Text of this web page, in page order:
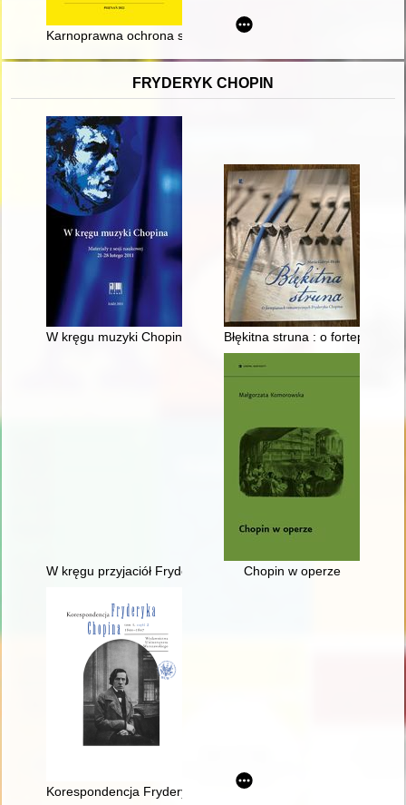
Karnoprawna ochrona symboli państwowych w okresie II
FRYDERYK CHOPIN
W kręgu muzyki Chopina. Materiały z sesji naukowej 21-28
Błękitna struna : o
W kręgu przyjaciół Fryderyka Chopina - doktor Jan
Chopin w operze
Korespondencja Fryderyka Chopina. T. 3 cz. 2,